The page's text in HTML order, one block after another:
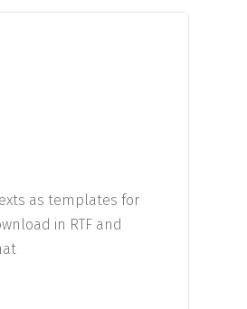
as templates for
in RTF and